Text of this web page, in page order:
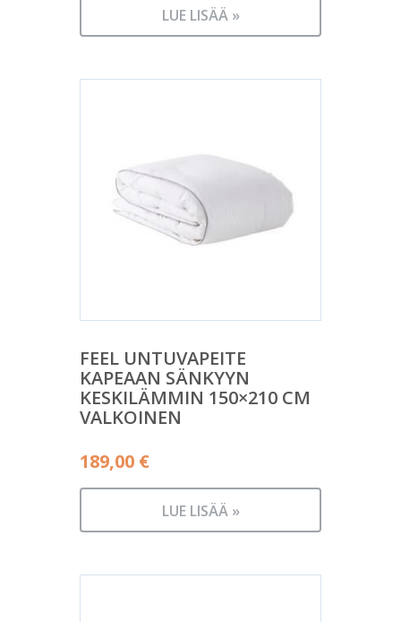
LUE LISÄÄ »
FEEL UNTUVAPEITE
KAPEAAN SÄNKYYN
KESKILÄMMIN 150×210 CM
VALKOINEN
189,00 €
LUE LISÄÄ »